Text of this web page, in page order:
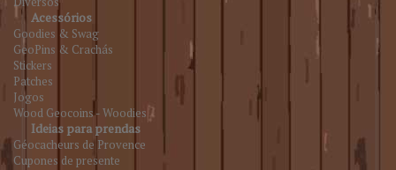
Acessórios
Goodies & Swag
GeoPins & Crachás
Stickers
Patches
Jogos
Wood Geocoins - Woodies
Ideias para prendas
Géocacheurs de Provence
Cupones de presente